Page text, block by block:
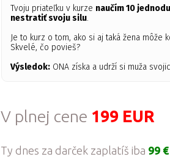
Tvoju priateľku v kurze naučím 10
nestratiť svoju silu.
Je to kurz o tom, ako si aj taká žena môže
Skvelé, čo povieš?
Výsledok: ONA získa a udrží si muža
V plnej cene 199 EUR
Ty dnes za darček zaplatíš iba 99 €